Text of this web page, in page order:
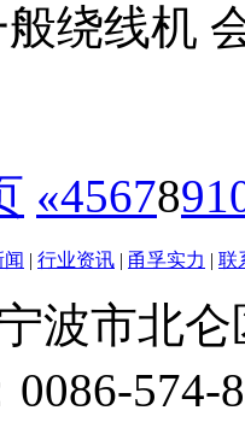
绕线机
«456789
| 行业资讯 | 甬孚实力 | 联
波市北
574-